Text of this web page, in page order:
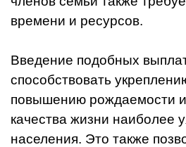
времени и ресурсов.
Введение подобных
способствовать
повышению рождаемости
качества жизни наиболее
населения. Это также